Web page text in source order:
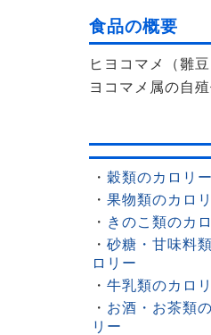
食品の概要
ヒヨコマメ（雛
ヨコマメ属の自殖
・ 穀類のカロリー
・ 果物類のカロ
・ きのこ類のカ
・ 砂糖・甘味料
ロリー
・ 牛乳類のカロ
・ お酒・お茶類
リー